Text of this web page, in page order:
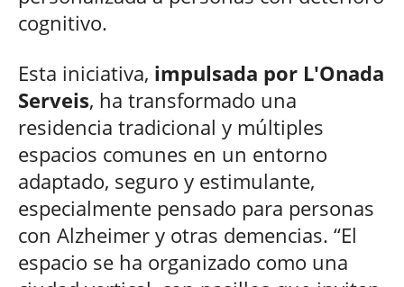
cognitivo.
Esta iniciativa, impulsada por L'Onada
Serveis, ha transformado una
residencia tradicional y múltiples
espacios comunes en un entorno
adaptado, seguro y estimulante,
especialmente pensado para personas
con Alzheimer y otras demencias. “El
espacio se ha organizado como una